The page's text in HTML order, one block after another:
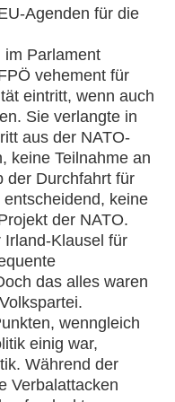
Agenden für die
im Parlament
vehement für
eintritt, wenn auch
Sie verlangte in
aus der NATO-
keine Teilnahme an
der Durchfahrt für
keine
der NATO.
Irland-Klausel für
das alles waren
wenngleich
einig war,
Während der
Verbalattacken